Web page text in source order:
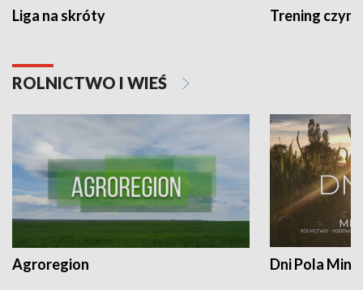
Liga na skróty Trening czyni
ROLNICTWO I WIEŚ
Agroregion Dni Pola